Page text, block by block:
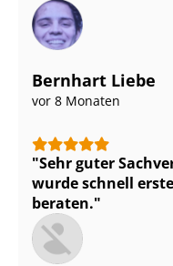
Bernhart Liebe
vor 8 Monaten
Sehr guter
wurde schnell
beraten.